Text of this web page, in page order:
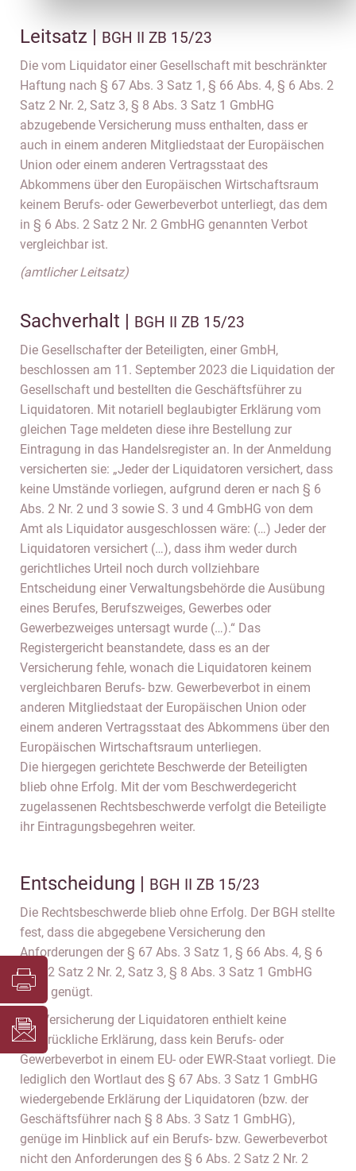
Leitsatz | BGH II ZB 15/23
Die vom Liquidator einer Gesellschaft mit beschränkter
Haftung nach § 67 Abs. 3 Satz 1, § 66 Abs. 4, § 6 Abs. 2
Satz 2 Nr. 2, Satz 3, § 8 Abs. 3 Satz 1 GmbHG
abzugebende Versicherung muss enthalten, dass er
auch in einem anderen Mitgliedstaat der Europäischen
Union oder einem anderen Vertragsstaat des
Abkommens über den Europäischen Wirtschaftsraum
keinem Berufs- oder Gewerbeverbot unterliegt, das dem
in § 6 Abs. 2 Satz 2 Nr. 2 GmbHG genannten Verbot
vergleichbar ist.
(amtlicher Leitsatz)
Sachverhalt | BGH II ZB 15/23
Die Gesellschafter der Beteiligten, einer GmbH,
beschlossen am 11. September 2023 die Liquidation der
Gesellschaft und bestellten die Geschäftsführer zu
Liquidatoren. Mit notariell beglaubigter Erklärung vom
gleichen Tage meldeten diese ihre Bestellung zur
Eintragung in das Handelsregister an. In der Anmeldung
versicherten sie: „Jeder der Liquidatoren versichert, dass
keine Umstände vorliegen, aufgrund deren er nach § 6
Abs. 2 Nr. 2 und 3 sowie S. 3 und 4 GmbHG von dem
Amt als Liquidator ausgeschlossen wäre: (…) Jeder der
Liquidatoren versichert (…), dass ihm weder durch
gerichtliches Urteil noch durch vollziehbare
Entscheidung einer Verwaltungsbehörde die Ausübung
eines Berufes, Berufszweiges, Gewerbes oder
Gewerbezweiges untersagt wurde (…).“ Das
Registergericht beanstandete, dass es an der
Versicherung fehle, wonach die Liquidatoren keinem
vergleichbaren Berufs- bzw. Gewerbeverbot in einem
anderen Mitgliedstaat der Europäischen Union oder
einem anderen Vertragsstaat des Abkommens über den
Europäischen Wirtschaftsraum unterliegen.
Die hiergegen gerichtete Beschwerde der Beteiligten
blieb ohne Erfolg. Mit der vom Beschwerdegericht
zugelassenen Rechtsbeschwerde verfolgt die Beteiligte
ihr Eintragungsbegehren weiter.
Entscheidung | BGH II ZB 15/23
Die Rechtsbeschwerde blieb ohne Erfolg. Der BGH stellte
fest, dass die abgegebene Versicherung den
Anforderungen der § 67 Abs. 3 Satz 1, § 66 Abs. 4, § 6
Abs. 2 Satz 2 Nr. 2, Satz 3, § 8 Abs. 3 Satz 1 GmbHG
nicht genügt.
Die Versicherung der Liquidatoren enthielt keine
ausdrückliche Erklärung, dass kein Berufs- oder
Gewerbeverbot in einem EU- oder EWR-Staat vorliegt. Die
lediglich den Wortlaut des § 67 Abs. 3 Satz 1 GmbHG
wiedergebende Erklärung der Liquidatoren (bzw. der
Geschäftsführer nach § 8 Abs. 3 Satz 1 GmbHG),
genüge im Hinblick auf ein Berufs- bzw. Gewerbeverbot
nicht den Anforderungen des § 6 Abs. 2 Satz 2 Nr. 2